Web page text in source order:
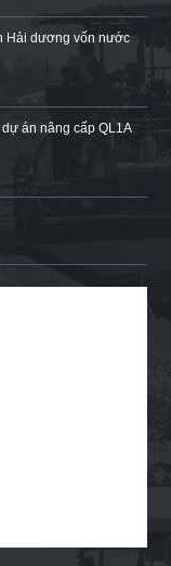
Hải dương vốn nước
án nâng cấp QL1A